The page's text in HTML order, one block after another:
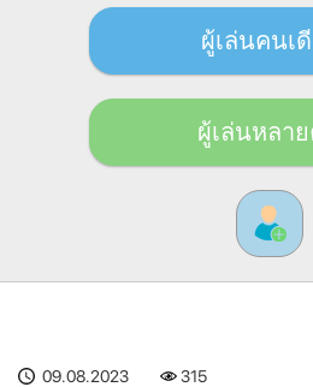
ผู้เล่นคนเ
ผู้เล่นหลา
09.08.2023 315